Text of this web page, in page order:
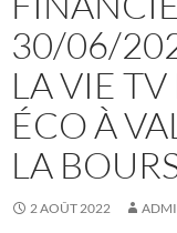
30/06/
LA VIE
ÉCO À
LA
2 AOÛT 2022